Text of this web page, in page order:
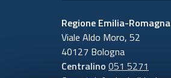
Regione Emilia-Romagna
Viale Aldo Moro, 52
40127 Bologna
Centralino 051 5271